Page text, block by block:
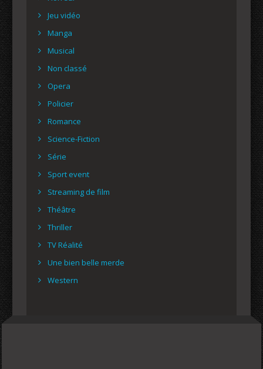
Jeu vidéo
Manga
Musical
Non classé
Opera
Policier
Romance
Science-Fiction
Série
Sport event
Streaming de film
Théâtre
Thriller
TV Réalité
Une bien belle merde
Western